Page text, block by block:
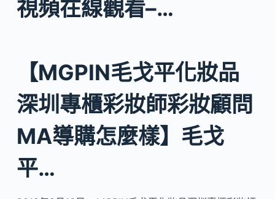
視頻在線觀看–…
【MGPIN毛戈平化妝品
深圳專櫃彩妝師彩妝顧問
MA導購怎麼樣】毛戈
平…